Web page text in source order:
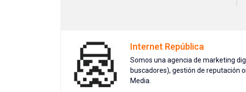
Internet República
Somos una agencia de marketing
buscadores), gestión de reputación
Media.